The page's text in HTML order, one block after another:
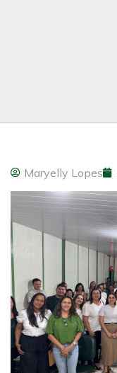
Maryelly Lopes